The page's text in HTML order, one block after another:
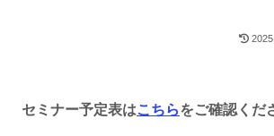
セミナー予定表はこちらをご確認くだ